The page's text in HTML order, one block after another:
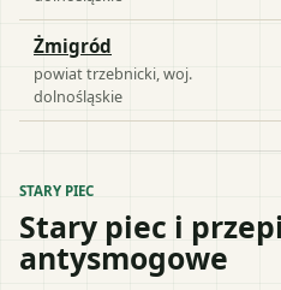
Żmigród
powiattrzebnicki , woj.
dolnośląskie
STARY PIEC
Stary piec i
antysmogowe